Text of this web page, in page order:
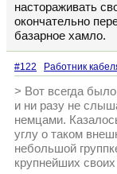
настораживать
окончательно
базарное хамло.
#122 Работник
> Вот всегда
и ни разу не
немцами.
углу о таком
небольшой
крупнейших